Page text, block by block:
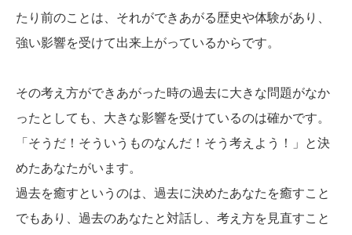
たり前のことは、それができあがる歴史や体験があり、
強い影響を受けて出来上がっているからです。
その考え方ができあがった時の過去に大きな問題がなか
ったとしても、大きな影響を受けているのは確かです。
「そうだ！そういうものなんだ！そう考えよう！」と決
めたあなたがいます。
過去を癒すというのは、過去に決めたあなたを癒すこと
でもあり、過去のあなたと対話し、考え方を見直すこと